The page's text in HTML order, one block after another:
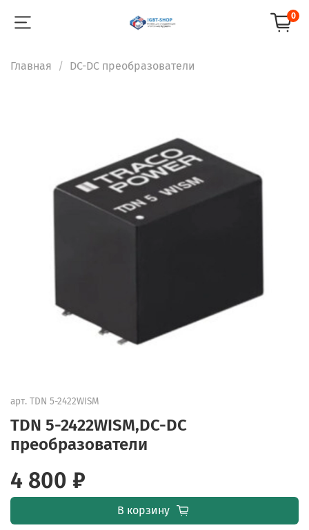
0
Главная DC-DC преобразователи
арт. TDN 5-2422WISM
TDN 5-2422WISM,DC-DC
преобразователи
4 800 ₽
В корзину